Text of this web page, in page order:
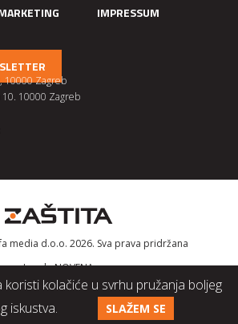
kolačiće u svrhu pružanja boljeg
iskustva.
SLAŽEM SE
IMPRESSUM
10000 Zagreb
10. 10000 Zagreb
media d.o.o. 2026. Sva prava pridržana
IzradaNOVENA